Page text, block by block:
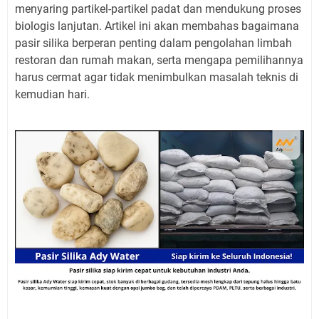
menyaring partikel-partikel padat dan mendukung proses
biologis lanjutan. Artikel ini akan membahas bagaimana
pasir silika berperan penting dalam pengolahan limbah
restoran dan rumah makan, serta mengapa pemilihannya
harus cermat agar tidak menimbulkan masalah teknis di
kemudian hari.